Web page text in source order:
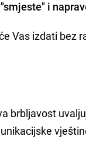
i
Vas izdati bez
brbljavost